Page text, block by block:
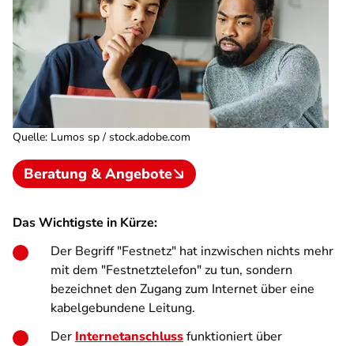
Quelle: Lumos sp / stock.adobe.com
Beratung & Angebote
Das Wichtigste in Kürze:
Der Begriff "Festnetz" hat inzwischen nichts mehr
mit dem "Festnetztelefon" zu tun, sondern
bezeichnet den Zugang zum Internet über eine
kabelgebundene Leitung.
Der Internetanschlussfunktioniert über